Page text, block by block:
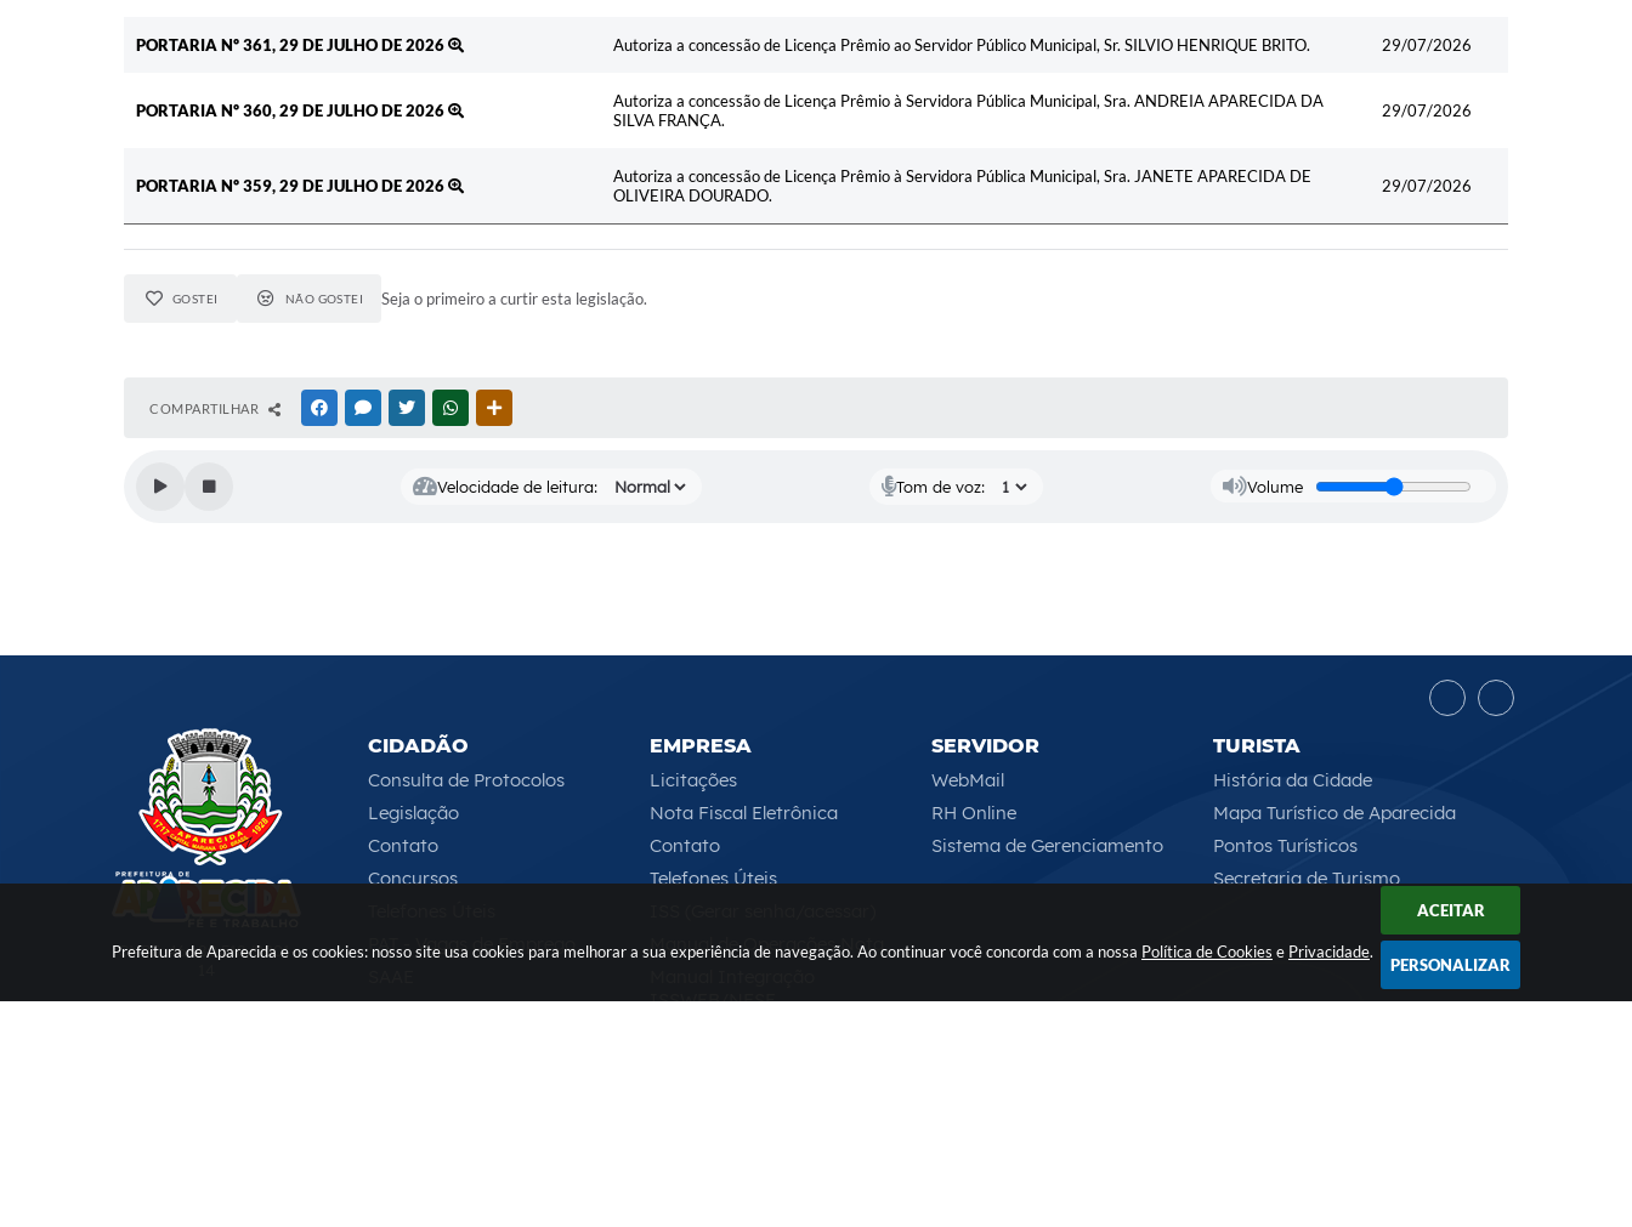
Prefeitura de Aparecida e os cookies: nosso site usa cookies para melhorar a sua experiência de navegação. Ao continuar você concorda com a nossa Política de Cookies e Privacidade.
ACEITAR
PERSONALIZAR
PORTARIA Nº 361, 29 DE JULHO DE 2026 Autoriza a concessão de Licença Prêmio ao Servidor Público Municipal, Sr. SILVIO HENRIQUE BRITO. 29/07/2026
PORTARIA Nº 360, 29 DE JULHO DE 2026
Autoriza a concessão de Licença Prêmio à Servidora Pública Municipal, Sra. ANDREIA APARECIDA DA
SILVA FRANÇA.
29/07/2026
PORTARIA Nº 359, 29 DE JULHO DE 2026
Autoriza a concessão de Licença Prêmio à Servidora Pública Municipal, Sra. JANETE APARECIDA DE
OLIVEIRA DOURADO.
29/07/2026
GOSTEI NÃO GOSTEI Seja o primeiro a curtir esta legislação.
COMPARTILHAR FACEBOOKMESSENGER
TWITTERWHATSAPP
Velocidade de leitura: Tom de voz: Volume
CNPJ: 46.680.518/0001-
CIDADÃO
Consulta de Protocolos
Legislação
Contato
Concursos
PAT - Vagas de Emprego
Serviços Online
EMPRESA
Licitações
Nota Fiscal Eletrônica
Contato
Telefones Úteis
Manual de Operações Nota
ISSWEB/NFSE
SERVIDOR
WebMail
RH Online
Sistema de Gerenciamento
TURISTA
História da Cidade
Mapa Turístico de Aparecida
Pontos Turísticos
Secretaria de Turismo